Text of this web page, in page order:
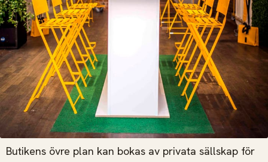
Butikens övre plan kan bokas av privata sällskap för